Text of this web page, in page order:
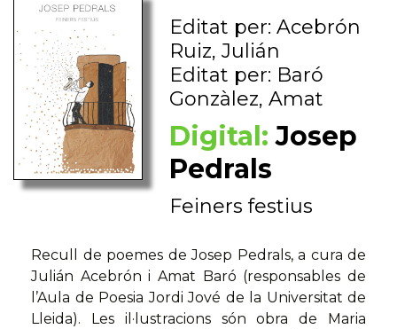
Editat per: Acebrón
Ruiz, Julián
Editat per: Baró
Gonzàlez, Amat
Digital: Josep
Pedrals
Feiners festius
Recull de poemes de Josep Pedrals, a cura de
Julián Acebrón i Amat Baró (responsables de
l’Aula de Poesia Jordi Jové de la Universitat de
Lleida). Les il·lustracions són obra de Maria